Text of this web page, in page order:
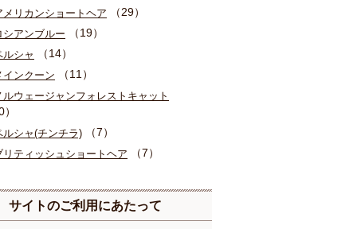
メリカンショートヘア （29）
シアンブルー （19）
ルシャ （14）
インクーン （11）
ルウェージャンフォレストキャット
ルシャ(チンチラ) （7）
リティッシュショートヘア （7）
サイトのご利用にあたって